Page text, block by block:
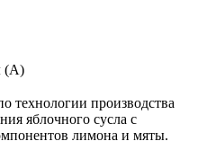
(А)
технологии производства
яблочного сусла с
лимона и мяты.